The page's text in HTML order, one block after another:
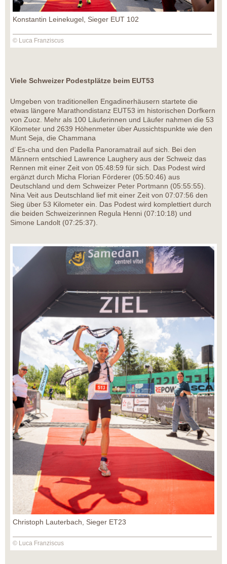
Konstantin Leinekugel, Sieger EUT 102
© Luca Franziscus
Viele Schweizer Podestplätze beim EUT53
Umgeben von traditionellen Engadinerhäusern startete die
etwas längere Marathondistanz EUT53 im historischen Dorfkern
von Zuoz. Mehr als 100 Läuferinnen und Läufer nahmen die 53
Kilometer und 2639 Höhenmeter über Aussichtspunkte wie den
Munt Seja, die Chammana
d’ Es-cha und den Padella Panoramatrail auf sich. Bei den
Männern entschied Lawrence Laughery aus der Schweiz das
Rennen mit einer Zeit von 05:48:59 für sich. Das Podest wird
ergänzt durch Micha Florian Förderer (05:50:46) aus
Deutschland und dem Schweizer Peter Portmann (05:55:55).
Nina Veit aus Deutschland lief mit einer Zeit von 07:07:56 den
Sieg über 53 Kilometer ein. Das Podest wird komplettiert durch
die beiden Schweizerinnen Regula Henni (07:10:18) und
Simone Landolt (07:25:37).
Christoph Lauterbach, Sieger ET23
© Luca Franziscus